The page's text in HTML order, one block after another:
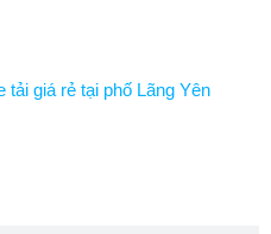
tải giá rẻ tại phố Lãng Yên